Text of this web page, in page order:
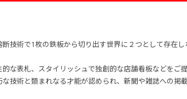
技術で1枚の鉄板から切り出す世界に２つとして存在
な表札、スタイリッシュで独創的な店舗看板などをご提
技術と類まれなる才能が認められ、新聞や雑誌への掲